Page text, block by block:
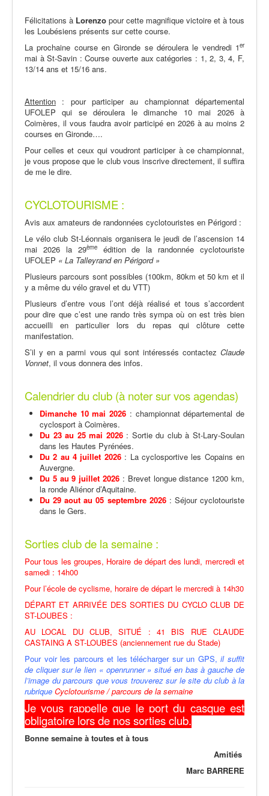
Félicitations à Lorenzo pour cette magnifique victoire et à tous
les Loubésiens présents sur cette course.
La prochaine course en Gironde se déroulera le vendredi 1er
mai à St-Savin : Course ouverte aux catégories : 1, 2, 3, 4, F,
13/14 ans et 15/16 ans.
Attention :
pour participer au championnat départemental
UFOLEP qui se déroulera le dimanche 10 mai 2026 à
Coimères, il vous faudra avoir participé en 2026 à au moins 2
courses en Gironde….
Pour celles et ceux qui voudront participer à ce championnat,
je vous propose que le club vous inscrive directement, il suffira
de me le dire.
CYCLOTOURISME :
Avis aux amateurs de randonnées cyclotouristes en Périgord :
Le vélo club St-Léonnais organisera le jeudi de l’ascension 14
mai 2026 la 29èmeédition de la randonnée cyclotouriste
UFOLEP « La Talleyrand en Périgord »
Plusieurs parcours sont possibles (100km, 80km et 50 km et il
y a même du vélo gravel et du VTT)
Plusieurs d’entre vous l’ont déjà réalisé et tous s’accordent
pour dire que c’est une rando très sympa où on est très bien
accueilli en particulier lors du repas qui clôture cette
manifestation.
S’il y en a parmi vous qui sont intéressés contactez Claude
Vonnet, il vous donnera des infos.
Calendrier du club (à noter sur vos agendas)
Dimanche 10 mai 2026 : championnat départemental de
cyclosport à Coimères.
Du 23 au 25 mai 2026: Sortie du club à St-Lary-Soulan
dans les Hautes Pyrénées.
Du 2 au 4 juillet 2026: La cyclosportive les Copains en
Auvergne.
Du 5 au 9 juillet 2026 : Brevet longue distance 1200 km,
la ronde Aliénor d’Aquitaine.
Du 29 aout au 05 septembre 2026 : Séjour cyclotouriste
dans le Gers.
Sorties club de la semaine :
Pour tous les groupes, Horaire de départ des lundi, mercredi et
samedi : 14h00
Pour l’école de cyclisme, horaire de départ le mercredi à 14h30
DÉPART ET ARRIVÉE DES SORTIES DU CYCLO CLUB DE
ST-LOUBES :
AU LOCAL DU CLUB, SITUÉ : 41 BIS RUE CLAUDE
CASTAING A ST-LOUBES (anciennement rue du Stade)
Pour voir les parcours et les télécharger sur un GPS,il suffit
de cliquer sur le lien « openrunner » situé en bas à gauche de
l’image du parcours que vous trouverez sur le site du club à la
rubrique Cyclotourisme / parcours de la semaine
Je vous rappelle que le port du casque est
obligatoire lors de nos sorties club.
Bonne semaine à toutes et à tous
Amitiés
Marc BARRERE